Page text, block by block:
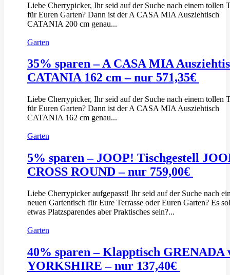
Liebe Cherrypicker, Ihr seid auf der Suche nach einem tollen
für Euren Garten? Dann ist der A CASA MIA Ausziehtisch
CATANIA 200 cm genau...
Garten
35% sparen – A CASA MIA
CATANIA 162 cm – nur 571,35€
Liebe Cherrypicker, Ihr seid auf der Suche nach einem tollen
für Euren Garten? Dann ist der A CASA MIA Ausziehtisch
CATANIA 162 cm genau...
Garten
5% sparen – JOOP! Tischgestell
CROSS ROUND – nur 759,00€
Liebe Cherrypicker aufgepasst! Ihr seid auf der Suche nach
neuen Gartentisch für Eure Terrasse oder Euren Garten? Es
etwas Platzsparendes aber Praktisches sein?...
Garten
40% sparen – Klapptisch GRENADA
YORKSHIRE – nur 137,40€